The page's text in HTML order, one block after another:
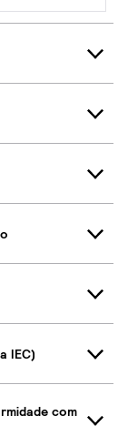
IEC)
com